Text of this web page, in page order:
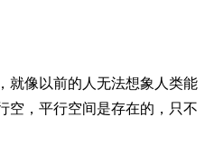
就像以前的人无法想象人类能
空，平行空间是存在的，只不